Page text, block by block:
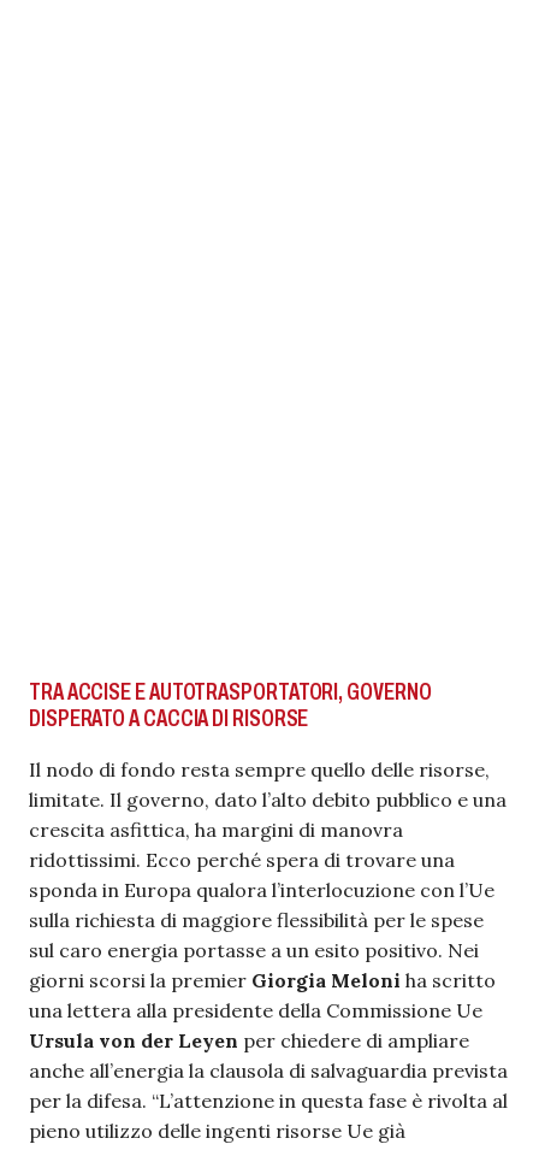
TRA ACCISE E AUTOTRASPORTATORI, GOVERNO
DISPERATO A CACCIA DI RISORSE
Il nodo di fondo resta sempre quello delle risorse,
limitate. Il governo, dato l’alto debito pubblico e una
crescita asfittica, ha margini di manovra
ridottissimi. Ecco perché spera di trovare una
sponda in Europa qualora l’interlocuzione con l’Ue
sulla richiesta di maggiore flessibilità per le spese
sul caro energia portasse a un esito positivo. Nei
giorni scorsi la premier Giorgia Meloni ha scritto
una lettera alla presidente della Commissione Ue
Ursula von der Leyen per chiedere di ampliare
anche all’energia la clausola di salvaguardia prevista
per la difesa. “L’attenzione in questa fase è rivolta al
pieno utilizzo delle ingenti risorse Ue già